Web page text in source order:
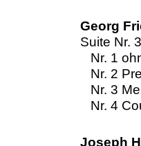
Georg
Suite Nr.
Nr. 1
Nr. 2
Nr. 3
Nr. 4
Joseph